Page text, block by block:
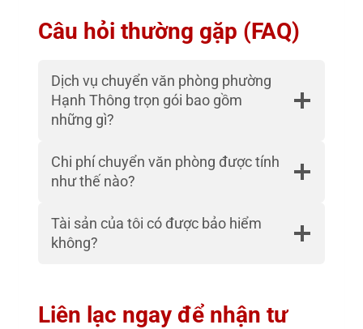
Câu hỏi thường gặp (FAQ)
Dịch vụ chuyển văn phòng phường
Hạnh Thông trọn gói bao gồm
những gì?
Chi phí chuyển văn phòng được tính
như thế nào?
Tài sản của tôi có được bảo hiểm
không?
Liên lạc ngay để nhận tư